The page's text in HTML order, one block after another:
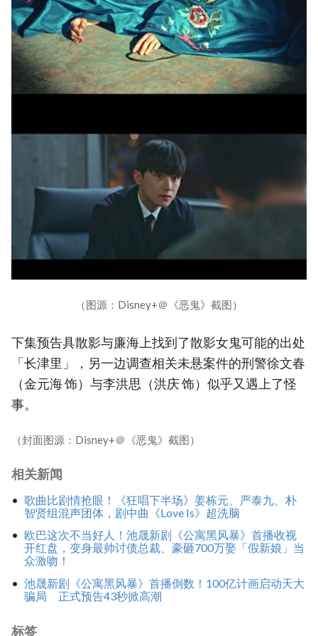
（图源：Disney+＠《恶鬼》截图）
下集预告具散影与廉海上找到了散影女鬼可能的出处
「长津里」，另一边调查相关未悬案件的刑警徐文春
（金元海 饰）与李洪思（洪庆 饰）似乎又遇上了怪
事。
（封面图源：Disney+＠《恶鬼》截图）
相关新闻
歌曲比剧情抢眼！《狂唱下半场》姜栋元、严泰九、朴
智贤组混声团体，剧中曲《Love Is》超洗脑
欧巴这次不当好人！池晟新剧《公寓黑风暴》首播收视
开红盘，变身最帅讨债总裁、豪砸700万娶「假新娘」当
众激吻！
池晟新剧《公寓黑风暴》首播倒数！100亿计画启动天大
骗局 正式预告43秒掀高潮
标签